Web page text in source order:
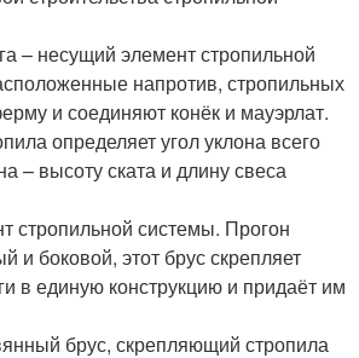
– несущий элемент стропильной
напротив, стропильных
и соединяют конёк и мауэрлат.
определяет угол уклона всего
– высоту ската и длину свеса
стропильной системы. Прогон
и боковой, этот брус скрепляет
в единую конструкцию и придаёт им
брус, скрепляющий стропила